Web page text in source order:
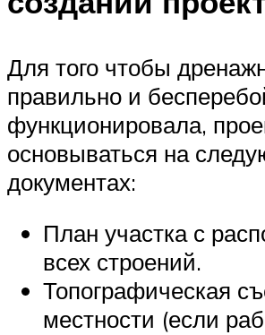
Для того чтобы
правильно и
функционировала,
основываться на
документах:
План участка с
всех строений.
Топографическая
местности (если